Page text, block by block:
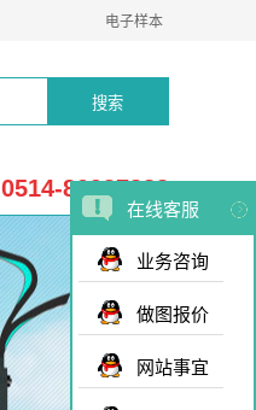
电子样本
0514-80937888
在线客服
业务咨询
做图报价
网站事宜